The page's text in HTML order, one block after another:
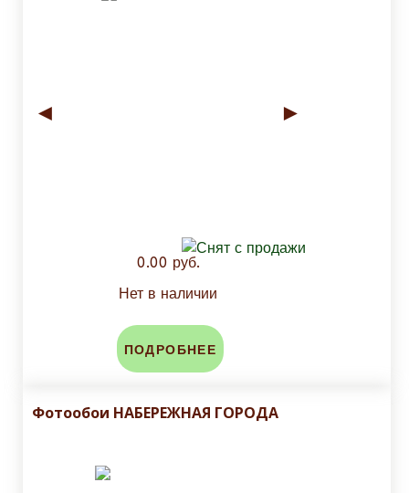
◄ ►
0.00 руб.
Нет в наличии
ПОДРОБНЕЕ
Фотообои НАБЕРЕЖНАЯ ГОРОДА